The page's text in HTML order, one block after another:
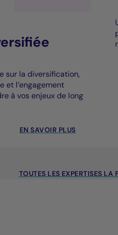
sur la diversification,
et l’engagement
à vos enjeux de long
EN SAVOIR PLUS
TOUTES LES EXPERTISES LA